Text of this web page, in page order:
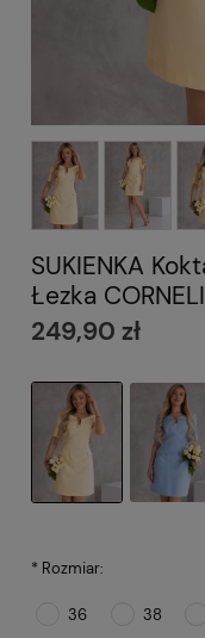
SUKIENKA
Łezka
249,90 zł
* Rozmiar:
36 38